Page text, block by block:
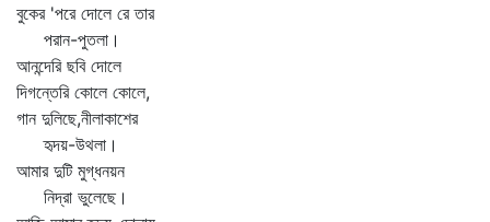
বুকের 'পরে দোলে রে তার
পরান-পুতলা।
আনন্দেরি ছবি দোলে
দিগন্তেরি কোলে কোলে,
গান দুলিছে,নীলাকাশের
হৃদয়-উথলা।
আমার দুটি মুগ্ধনয়ন
নিদ্রা ভুলেছে।